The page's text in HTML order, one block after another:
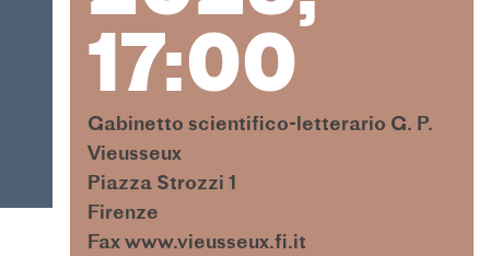
17:00
Gabinetto scientifico-letterario G. P.
Vieusseux
Piazza Strozzi 1
Firenze
Fax www.vieusseux.fi.it